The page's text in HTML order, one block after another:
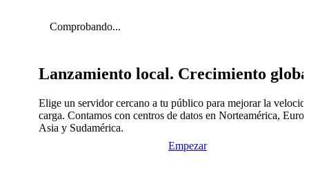
Comprobando...
Lanzamiento local. Crecimiento
Elige un servidor cercano a tu público para mejorar la
carga. Contamos con centros de datos en Norteamérica,
Asia y Sudamérica.
Empezar